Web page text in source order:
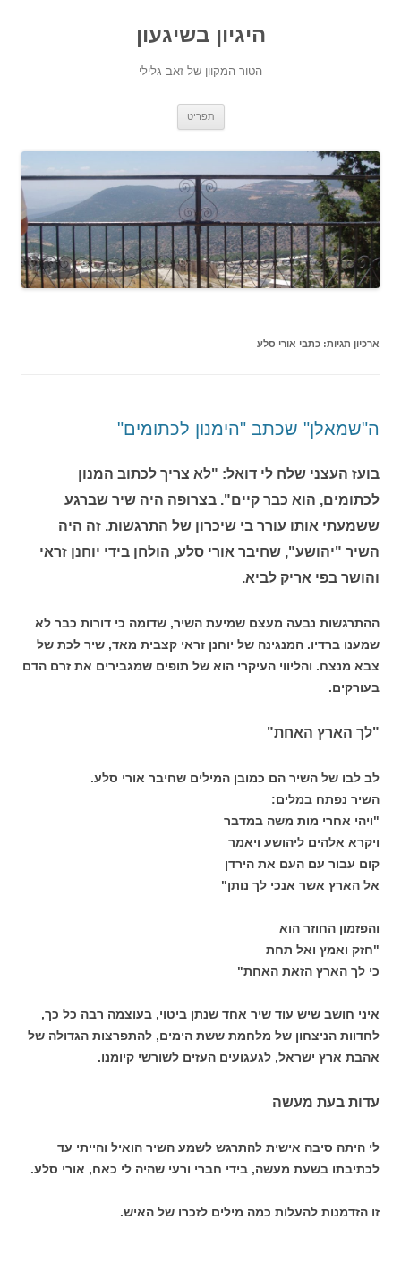
היגיון בשיגעון
הטור המקוון של זאב גלילי
תפריט
ארכיון תגיות: כתבי אורי סלע
ה"שמאלן" שכתב "הימנון לכתומים"
בועז העצני שלח לי דואל: "לא צריך לכתוב המנון
לכתומים, הוא כבר קיים". בצרופה היה שיר שברגע
ששמעתי אותו עורר בי שיכרון של התרגשות. זה היה
השיר "יהושע", שחיבר אורי סלע, הולחן בידי יוחנן זראי
והושר בפי אריק לביא.
ההתרגשות נבעה מעצם שמיעת השיר, שדומה כי דורות כבר לא
שמענו ברדיו. המנגינה של יוחנן זראי קצבית מאד, שיר לכת של
צבא מנצח. והליווי העיקרי הוא של תופים שמגבירים את זרם הדם
בעורקים.
"לך הארץ האחת"
לב לבו של השיר הם כמובן המילים שחיבר אורי סלע.
השיר נפתח במלים:
"ויהי אחרי מות משה במדבר
ויקרא אלהים ליהושע ויאמר
קום עבור עם העם את הירדן
אל הארץ אשר אנכי לך נותן"
והפזמון החוזר הוא
"חזק ואמץ ואל תחת
כי לך הארץ הזאת האחת"
איני חושב שיש עוד שיר אחד שנתן ביטוי, בעוצמה רבה כל כך,
לחדוות הניצחון של מלחמת ששת הימים, להתפרצות הגדולה של
אהבת ארץ ישראל, לגעגועים העזים לשורשי קיומנו.
עדות בעת מעשה
לי היתה סיבה אישית להתרגש לשמע השיר הואיל והייתי עד
לכתיבתו בשעת מעשה, בידי חברי ורעי שהיה לי כאח, אורי סלע.
זו הזדמנות להעלות כמה מילים לזכרו של האיש.